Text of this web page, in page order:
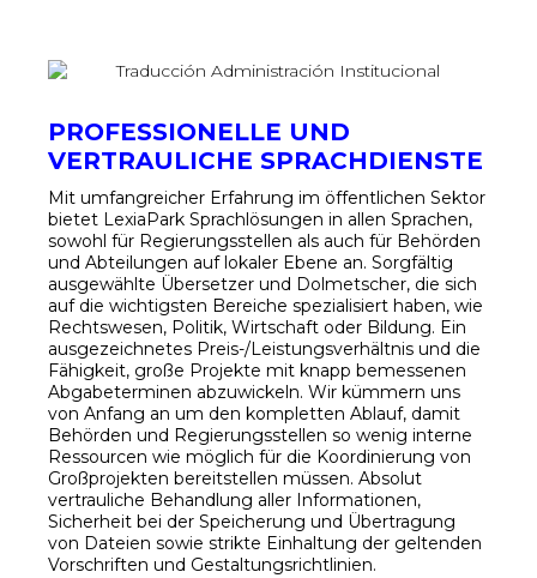
PROFESSIONELLE UND
VERTRAULICHE SPRACHDIENSTE
Mit umfangreicher Erfahrung im öffentlichen Sektor
bietet LexiaPark Sprachlösungen in allen Sprachen,
sowohl für Regierungsstellen als auch für Behörden
und Abteilungen auf lokaler Ebene an. Sorgfältig
ausgewählte Übersetzer und Dolmetscher, die sich
auf die wichtigsten Bereiche spezialisiert haben, wie
Rechtswesen, Politik, Wirtschaft oder Bildung. Ein
ausgezeichnetes Preis-/Leistungsverhältnis und die
Fähigkeit, große Projekte mit knapp bemessenen
Abgabeterminen abzuwickeln. Wir kümmern uns
von Anfang an um den kompletten Ablauf, damit
Behörden und Regierungsstellen so wenig interne
Ressourcen wie möglich für die Koordinierung von
Großprojekten bereitstellen müssen. Absolut
vertrauliche Behandlung aller Informationen,
Sicherheit bei der Speicherung und Übertragung
von Dateien sowie strikte Einhaltung der geltenden
Vorschriften und Gestaltungsrichtlinien.